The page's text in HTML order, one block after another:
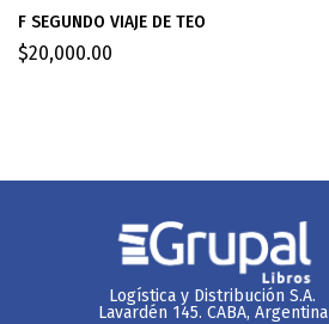
F SEGUNDO VIAJE DE TEO
$20,000.00
Logística y Distribución S.A.
Lavardén 145. CABA, Argentina